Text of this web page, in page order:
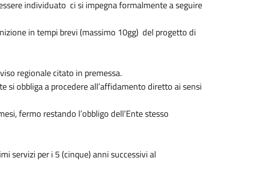
individuato ci si impegna formalmente a seguire
in tempi brevi (massimo 10gg) del progetto di
regionale citato in premessa.
si obbliga a procedere all’affidamento diretto ai sensi
fermo restando l’obbligo dell’Ente stesso
servizi per i 5 (cinque) anni successivi al